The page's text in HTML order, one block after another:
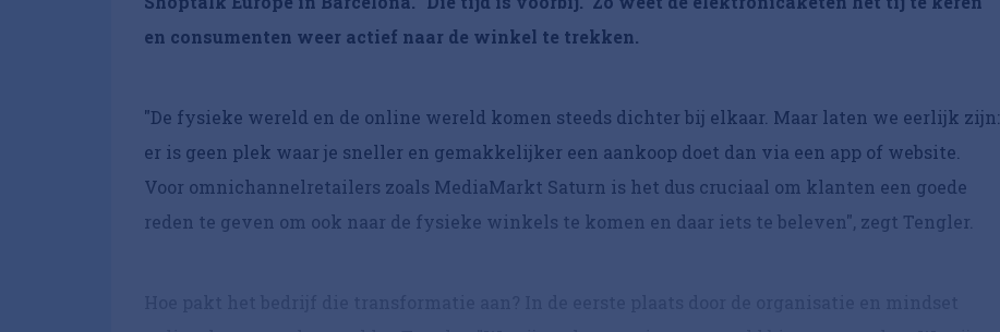
en consumenten weer actief naar de winkel te trekken.
"De fysieke wereld en de online wereld komen steeds dichter bij elkaar. Maar laten we eerlijk zijn:
er is geen plek waar je sneller en gemakkelijker een aankoop doet dan via een app of website.
Voor omnichannelretailers zoals MediaMarkt Saturn is het dus cruciaal om klanten een goede
reden te geven om ook naar de fysieke winkels te komen en daar iets te beleven", zegt Tengler.